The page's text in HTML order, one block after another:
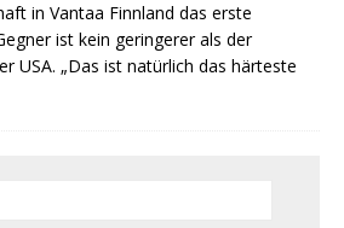
in Vantaa Finnland das erste
ist kein geringerer als der
USA. „Das ist natürlich das härteste